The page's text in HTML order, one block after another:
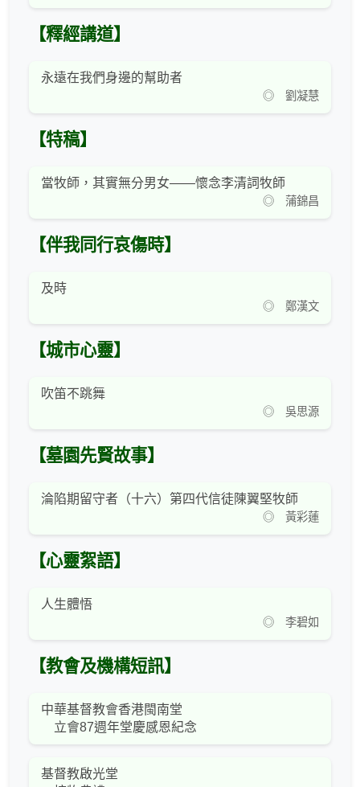
【釋經講道】
永遠在我們身邊的幫助者
◎ 劉凝慧
【特稿】
當牧師，其實無分男女——懷念李清詞牧師
◎ 蒲錦昌
【伴我同行哀傷時】
及時
◎ 鄭漢文
【城市心靈】
吹笛不跳舞
◎ 吳思源
【墓園先賢故事】
淪陷期留守者（十六）第四代信徒陳翼堅牧師
◎ 黃彩蓮
【心靈絮語】
人生體悟
◎ 李碧如
【教會及機構短訊】
中華基督教會香港閩南堂
立會87週年堂慶感恩紀念
基督教啟光堂